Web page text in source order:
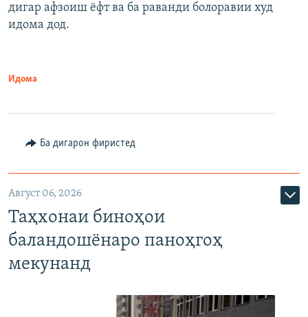
дигар афзоиш ёфт ва ба раванди болоравии худ
идома дод.
Идома
Ба дигарон фиристед
Август 06, 2026
Таҳхонаи биноҳои
баландошёнаро паноҳгоҳ
мекунанд